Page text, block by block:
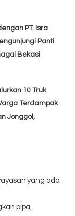
PT. Isra
Panti
Bekasi
10 Truk
Terdampak
Jonggol,
yang ada
pipa,